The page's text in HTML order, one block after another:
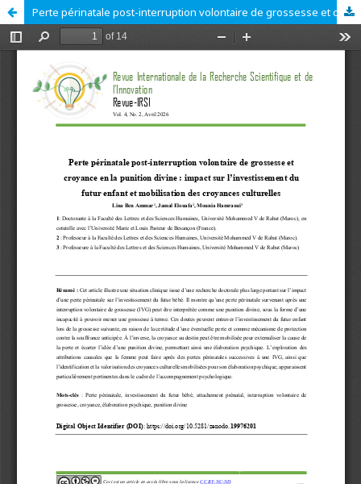
Perte périnatale post-interruption volontaire de grossesse et croyance en la punition divine : impact sur l’investissement du futur enfant et mobilisation des croyances culturelles